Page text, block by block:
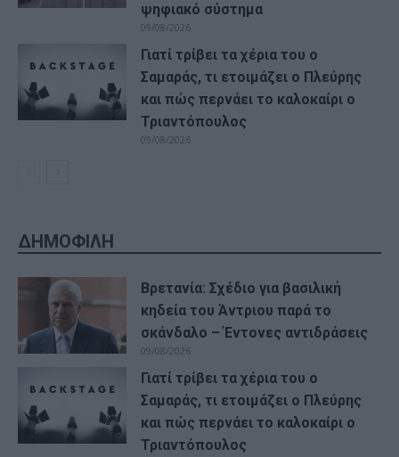
ψηφιακό σύστημα
09/08/2026
Γιατί τρίβει τα χέρια του ο
Σαμαράς, τι ετοιμάζει ο Πλεύρης
και πώς περνάει το καλοκαίρι ο
Τριαντόπουλος
09/08/2026
ΔΗΜΟΦΙΛΗ
Βρετανία: Σχέδιο για βασιλική
κηδεία του Άντριου παρά το
σκάνδαλο – Έντονες αντιδράσεις
09/08/2026
Γιατί τρίβει τα χέρια του ο
Σαμαράς, τι ετοιμάζει ο Πλεύρης
και πώς περνάει το καλοκαίρι ο
Τριαντόπουλος